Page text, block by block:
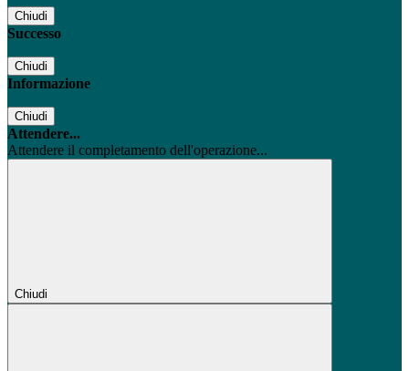
Chiudi
Successo
Chiudi
Informazione
Chiudi
Attendere...
Attendere il completamento dell'operazione...
Chiudi